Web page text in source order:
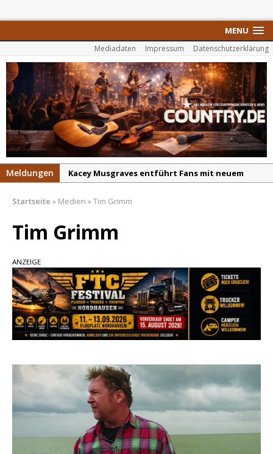
MENU
Mediadaten Impressum Datenschutzerklärung
Meldungen
Kacey Musgraves entführt Fans mit neuem
Carter Faith mit brandneuem Musikvideo zu
„Pearl Handled Pistol“
Son Volt – „Sound Signal Serenades“ erscheint
Country Music Hot News – 2. August 2026: Dolly
Parton, Bill Anderson und Shaboozey im Fokus
Chris Johnson & The Hollywood Hillbillies
kündigen neues Album mit „Better Days
Ahead“ an
täglich rund 10.000 Leser
Startseite » Medien »Tim Grimm
Tim Grimm
ANZEIGE